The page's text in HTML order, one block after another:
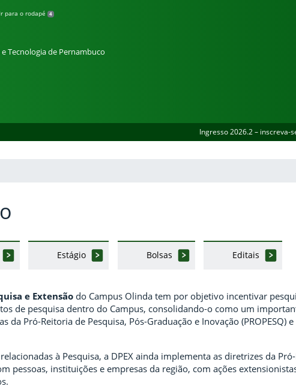
Ir para o rodapé 4
Tecnologia de Pernambuco
Ingresso 2026.2 – inscreva-
Estágio Bolsas Editais
e Extensão do Campus Olinda tem por objetivo incentivar
de pesquisa dentro do Campus, consolidando-o como um
da Pró-Reitoria de Pesquisa, Pós-Graduação e Inovação (PROPESQ)
à Pesquisa, a DPEX ainda implementa as diretrizes da
pessoas, instituições e empresas da região, com ações